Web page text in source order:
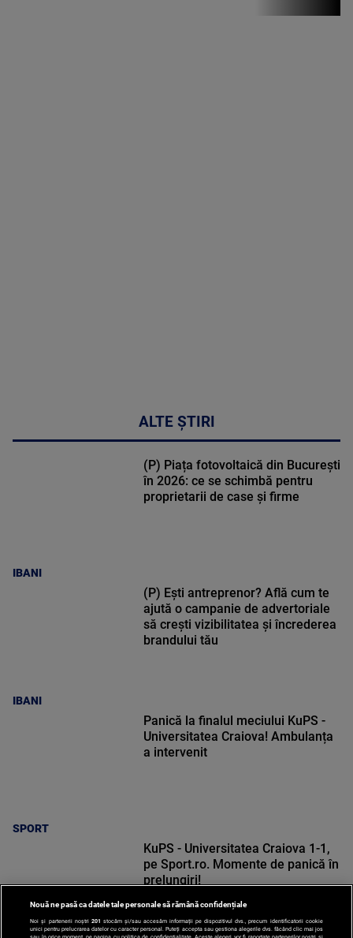
ALTE ȘTIRI
IBANI
(P) Piața fotovoltaică din București
în 2026: ce se schimbă pentru
proprietarii de case și firme
IBANI
(P) Ești antreprenor? Află cum te
ajută o campanie de advertoriale
să crești vizibilitatea și încrederea
brandului tău
SPORT
Panică la finalul meciului KuPS -
Universitatea Craiova! Ambulanța
a intervenit
KuPS - Universitatea Craiova 1-1,
pe Sport.ro. Momente de panică în
prelungiri!
Nouă ne pasă ca datele tale personale să rămână confidențiale
Noi și partenerii noștri 201 stocăm și/sau accesăm informații pe dispozitivul dvs., precum identificatorii cookie
unici pentru prelucrarea datelor cu caracter personal. Puteți accepta sau gestiona alegerile dvs. făcând clic mai jos
sau în orice moment, pe pagina cu politica de confidențialitate. Aceste alegeri vor fi raportate partenerilor noștri și